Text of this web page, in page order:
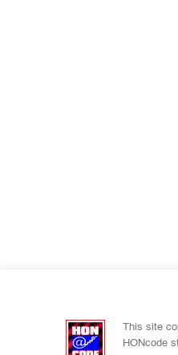
This site
HONcode